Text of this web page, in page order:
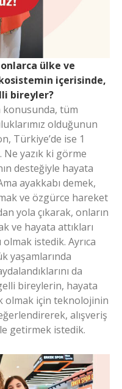
ülke ve
içerisinde,
bireyler?
tüm
olduğunun
Türkiye’de ise 1
yazık ki görme
desteğiyle hayata
ayakkabı demek,
ve özgürce hareket
yola çıkarak, onların
ve hayata attıkları
istedik. Ayrıca
yaşamlarında
da
bireylerin, hayata
olmak için teknolojinin
alışveriş
getirmek istedik.